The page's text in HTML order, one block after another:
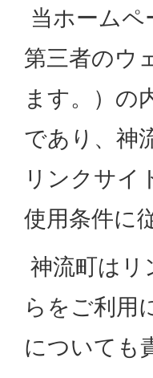
当ホーム
第三者のウ
ます。）の
であり、神
リンクサイ
使用条件に
神流町はリ
らをご利用
についても